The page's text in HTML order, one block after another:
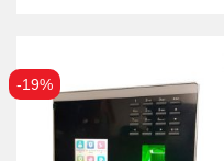
-19%